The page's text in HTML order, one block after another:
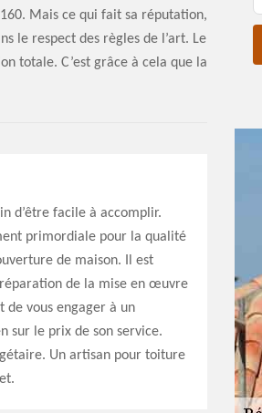
Mais ce qui fait sa réputation,
le respect des règles de l’art. Le
totale. C’est grâce à cela que la
d’être facile à accomplir.
primordiale pour la qualité
de maison. Il est
de la mise en œuvre
de vous engager à un
sur le prix de son service.
Un artisan pour toiture